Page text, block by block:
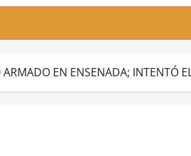
ARMADO EN ENSENADA; INTENTÓ